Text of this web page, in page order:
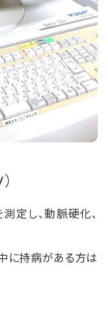
定し、動脈硬化、
に持病がある⽅は